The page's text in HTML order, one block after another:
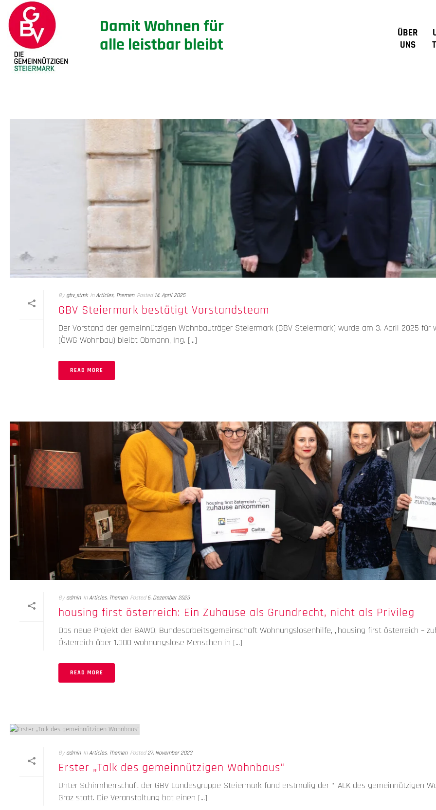
Damit Wohnen für
alle leistbar bleibt
ÜBER
UNS
By gbv_stmk In Articles, Themen Posted 14. April 2025
GBV Steiermark bestätigt Vorstandsteam
Der Vorstand der gemeinnützigen Wohnbauträger Steiermark (GBV Steiermark) wurde am 3. April 2025
(ÖWG Wohnbau) bleibt Obmann, Ing. [...]
READ MORE
By admin In Articles, Themen Posted 6. Dezember 2023
housing first österreich: Ein Zuhause als Grundrecht, nicht als Privileg
Das neue Projekt der BAWO, Bundesarbeitsgemeinschaft Wohnungslosenhilfe, „housing first österreich –
Österreich über 1.000 wohnungslose Menschen in [...]
READ MORE
By admin In Articles, Themen Posted 27. November 2023
Erster „Talk des gemeinnützigen Wohnbaus“
Unter Schirmherrschaft der GBV Landesgruppe Steiermark fand erstmalig der "TALK des gemeinnützigen
Graz statt. Die Veranstaltung bot einen [...]